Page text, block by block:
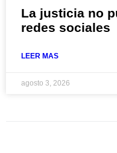
La justicia no
redes sociales
LEER MAS
agosto 3, 2026